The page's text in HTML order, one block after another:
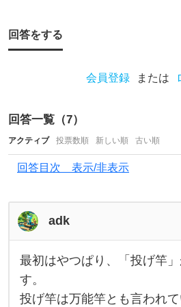
す
か
れ
か
ら
釣
を
趣
味
に
し
回答をする
会員登録 または
回答一覧（7）
アクティブ 投票数順 新しい順 古い順
回答目次 表示/非表示
adk
最
初
は
や
最初はやつぱり、「投げ竿
す。
投げ竿は万能竿とも言われ